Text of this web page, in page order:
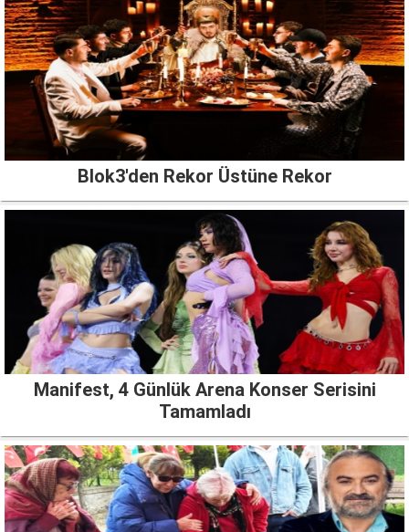
Blok3'den Rekor Üstüne Rekor
Manifest, 4 Günlük Arena Konser Serisini
Tamamladı